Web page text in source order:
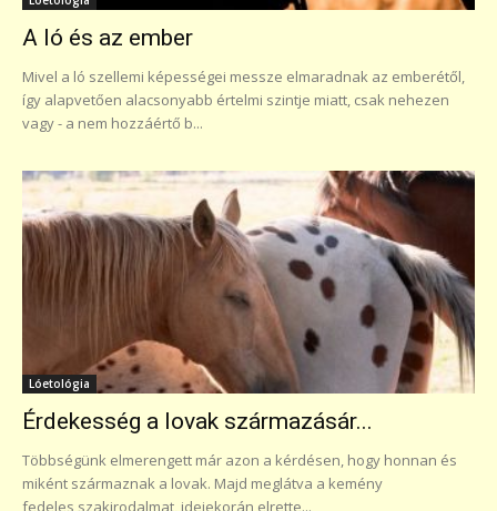
A ló és az ember
Mivel a ló szellemi képességei messze elmaradnak az emberétől,
így alapvetően alacsonyabb értelmi szintje miatt, csak nehezen
vagy - a nem hozzáértő b...
Lóetológia
Érdekesség a lovak származásár...
Többségünk elmerengett már azon a kérdésen, hogy honnan és
miként származnak a lovak. Majd meglátva a kemény